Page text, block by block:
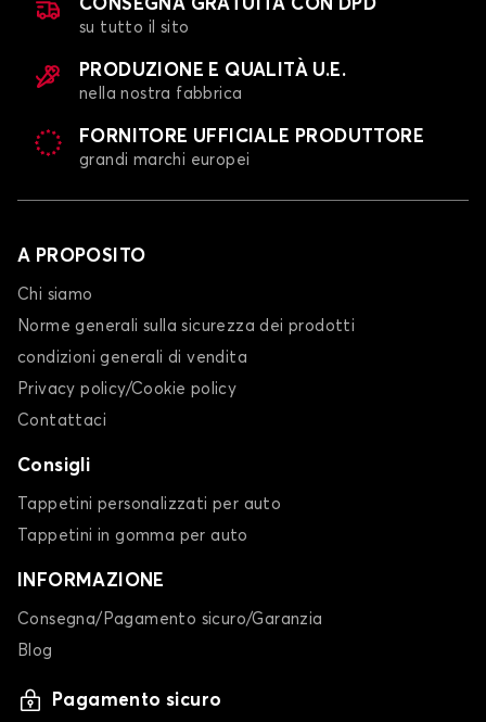
CONSEGNA GRATUITA CON DPD
su tutto il sito
PRODUZIONE E QUALITÀ U.E.
nella nostra fabbrica
FORNITORE UFFICIALE PRODUTTORE
grandi marchi europei
A PROPOSITO
Chi siamo
Norme generali sulla sicurezza dei prodotti
condizioni generali di vendita
Privacy policy/Cookie policy
Contattaci
Consigli
Tappetini personalizzati per auto
Tappetini in gomma per auto
INFORMAZIONE
Consegna/Pagamento sicuro/Garanzia
Blog
Pagamento sicuro